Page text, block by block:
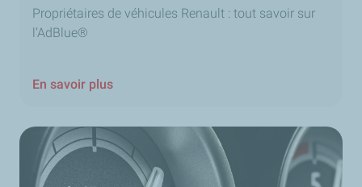
Propriétaires de véhicules Renault : tout savoir sur
l’AdBlue®
En savoir plus